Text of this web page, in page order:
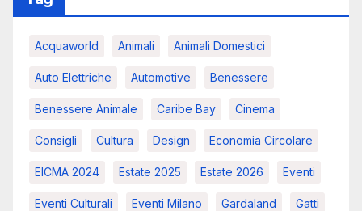
Acquaworld Animali Animali Domestici
Auto Elettriche Automotive Benessere
Benessere Animale Caribe Bay Cinema
Consigli Cultura Design Economia Circolare
EICMA 2024 Estate 2025 Estate 2026 Eventi
Eventi Culturali Eventi Milano Gardaland Gatti